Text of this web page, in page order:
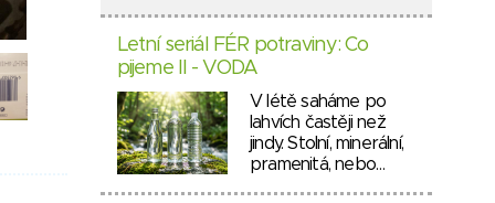
Letní seriál FÉR potraviny: Co
pijeme II - VODA
V létě saháme po
lahvích častěji než
jindy. Stolní, minerální,
pramenitá, nebo…